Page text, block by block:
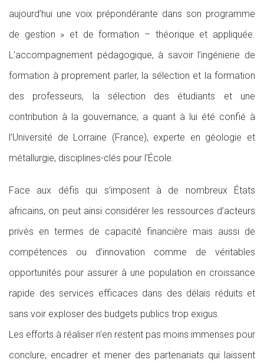
aujourd’hui une voix prépondérante dans son programme
de gestion » et de formation – théorique et appliquée.
L’accompagnement pédagogique, à savoir l’ingénierie de
formation à proprement parler, la sélection et la formation
des professeurs, la sélection des étudiants et une
contribution à la gouvernance, a quant à lui été confié à
l’Université de Lorraine (France), experte en géologie et
métallurgie, disciplines-clés pour l’École.
Face aux défis qui s’imposent à de nombreux États
africains, on peut ainsi considérer les ressources d’acteurs
privés en termes de capacité financière mais aussi de
compétences ou d’innovation comme de véritables
opportunités pour assurer à une population en croissance
rapide des services efficaces dans des délais réduits et
sans voir exploser des budgets publics trop exigus.
Les efforts à réaliser n’en restent pas moins immenses pour
conclure, encadrer et mener des partenariats qui laissent